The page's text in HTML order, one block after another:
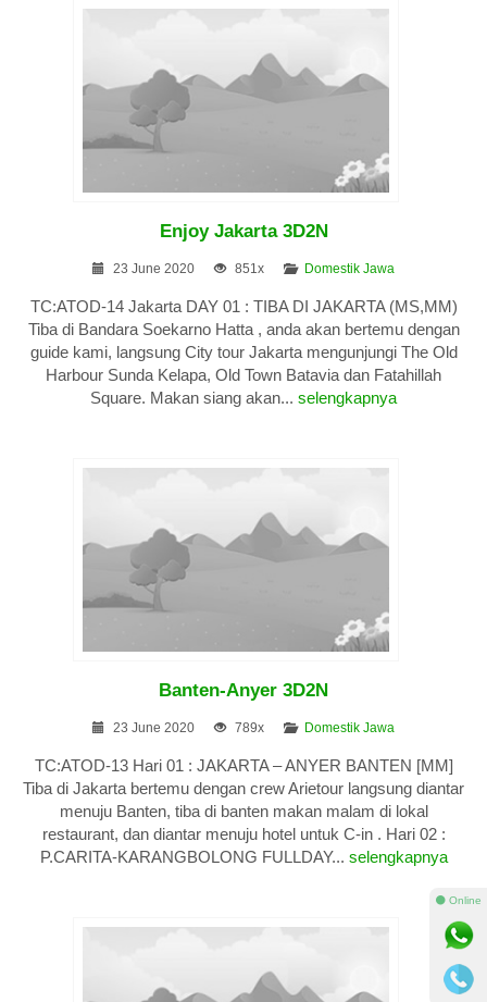
Enjoy Jakarta 3D2N
23 June 2020 851x Domestik Jawa
TC:ATOD-14 Jakarta DAY 01 : TIBA DI JAKARTA (MS,MM)
Tiba di Bandara Soekarno Hatta , anda akan bertemu dengan
guide kami, langsung City tour Jakarta mengunjungi The Old
Harbour Sunda Kelapa, Old Town Batavia dan Fatahillah
Square. Makan siang akan... selengkapnya
Banten-Anyer 3D2N
23 June 2020 789x Domestik Jawa
TC:ATOD-13 Hari 01 : JAKARTA – ANYER BANTEN [MM]
Tiba di Jakarta bertemu dengan crew Arietour langsung diantar
menuju Banten, tiba di banten makan malam di lokal
restaurant, dan diantar menuju hotel untuk C-in . Hari 02 :
P.CARITA-KARANGBOLONG FULLDAY... selengkapnya
⚫ Online